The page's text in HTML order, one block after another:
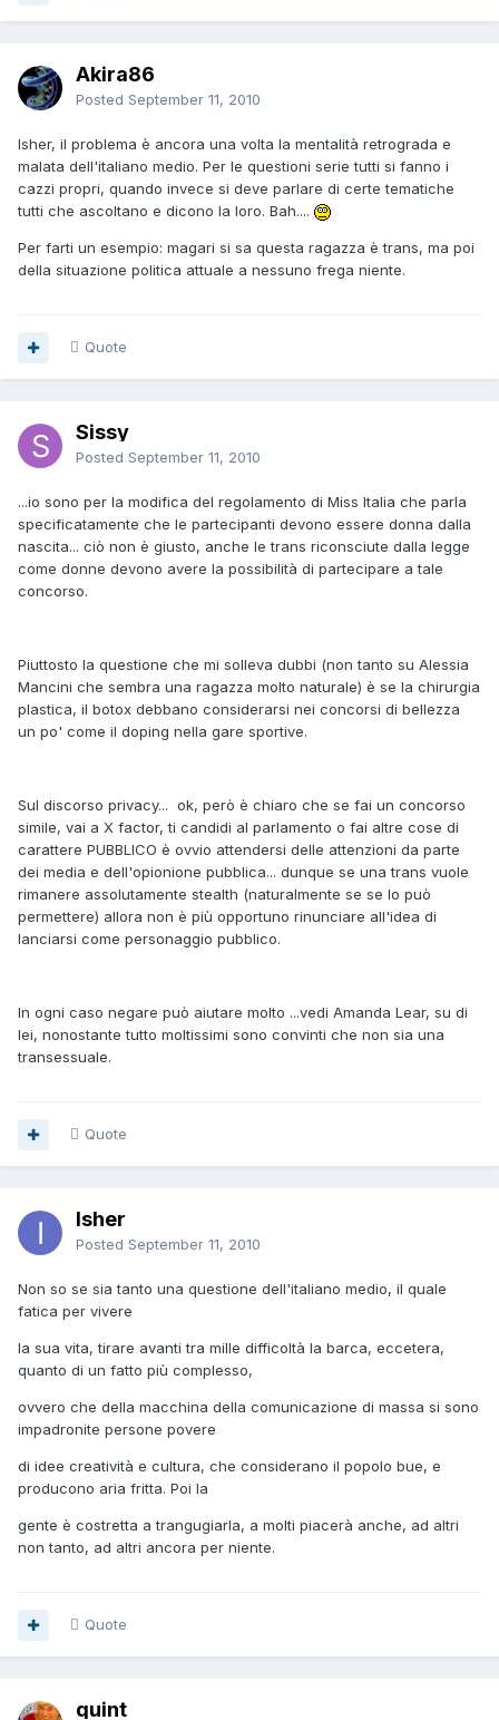
Akira86
Posted September 11, 2010
Isher, il problema è ancora una volta la mentalità retrograda e
malata dell'italiano medio. Per le questioni serie tutti si fanno i
cazzi propri, quando invece si deve parlare di certe tematiche
tutti che ascoltano e dicono la loro. Bah....
Per farti un esempio: magari si sa questa ragazza è trans, ma poi
della situazione politica attuale a nessuno frega niente.
Quote
Sissy
Posted September 11, 2010
...io sono per la modifica del regolamento di Miss Italia che parla
specificatamente che le partecipanti devono essere donna dalla
nascita... ciò non è giusto, anche le trans riconsciute dalla legge
come donne devono avere la possibilità di partecipare a tale
concorso.
Piuttosto la questione che mi solleva dubbi (non tanto su Alessia
Mancini che sembra una ragazza molto naturale) è se la chirurgia
plastica, il botox debbano considerarsi nei concorsi di bellezza
un po' come il doping nella gare sportive.
Sul discorso privacy... ok, però è chiaro che se fai un concorso
simile, vai a X factor, ti candidi al parlamento o fai altre cose di
carattere PUBBLICO è ovvio attendersi delle attenzioni da parte
dei media e dell'opionione pubblica... dunque se una trans vuole
rimanere assolutamente stealth (naturalmente se se lo può
permettere) allora non è più opportuno rinunciare all'idea di
lanciarsi come personaggio pubblico.
In ogni caso negare può aiutare molto ...vedi Amanda Lear, su di
lei, nonostante tutto moltissimi sono convinti che non sia una
transessuale.
Quote
Isher
Posted September 11, 2010
Non so se sia tanto una questione dell'italiano medio, il quale
fatica per vivere
la sua vita, tirare avanti tra mille difficoltà la barca, eccetera,
quanto di un fatto più complesso,
ovvero che della macchina della comunicazione di massa si sono
impadronite persone povere
di idee creatività e cultura, che considerano il popolo bue, e
producono aria fritta. Poi la
gente è costretta a trangugiarla, a molti piacerà anche, ad altri
non tanto, ad altri ancora per niente.
Quote
quint